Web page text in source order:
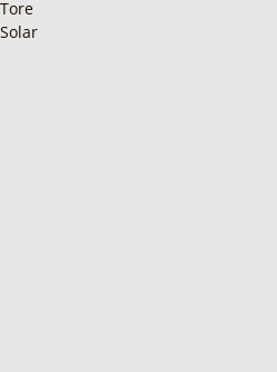
Tore
Solar